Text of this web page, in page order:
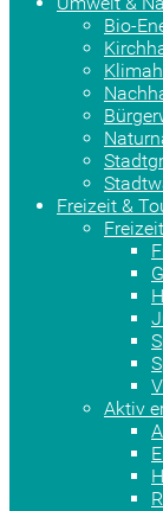
Bio-
Freizeit &
Freizeit
Aktiv